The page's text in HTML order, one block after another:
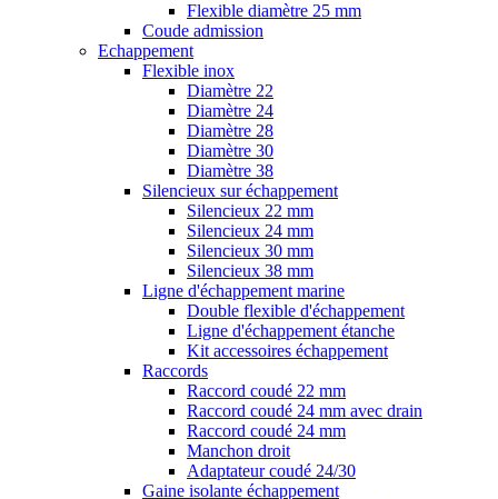
Flexible diamètre 25 mm
Coude admission
Echappement
Flexible inox
Diamètre 22
Diamètre 24
Diamètre 28
Diamètre 30
Diamètre 38
Silencieux sur échappement
Silencieux 22 mm
Silencieux 24 mm
Silencieux 30 mm
Silencieux 38 mm
Ligne d'échappement marine
Double flexible d'échappement
Ligne d'échappement étanche
Kit accessoires échappement
Raccords
Raccord coudé 22 mm
Raccord coudé 24 mm avec drain
Raccord coudé 24 mm
Manchon droit
Adaptateur coudé 24/30
Gaine isolante échappement